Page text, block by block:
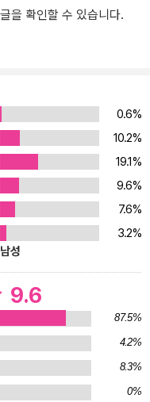
않고는, 의심할 줄 아는 정
탄생한 과학의 본질을 제
의 산물인 이 책을 통해
처럼 과학이 그 어떤 시대
과학자에게 그만큼 무거
이해하고 있던 칼 세이건
회와 문명을 지키기 위해서
다고 역설한다. 과학자들
능력이 약해지고 알맹이
람들이 회의주의의 가치를
니라 사회와 개개인의 자
숙이 침해당할지도 모른
힘없이 꺼지면 외로운
불태워 죽였던 마녀 사냥
다. 생의 마지막 순간, 골수
자신이 평생 사랑해 온
에게 올바르게 알리는 게
다. 과학과 민주주의에 대
을 확인할 수 있습니다.
0.6%
10.2%
19.1%
9.6%
7.6%
3.2%
남성
9.6
87.5%
4.2%
8.3%
0%